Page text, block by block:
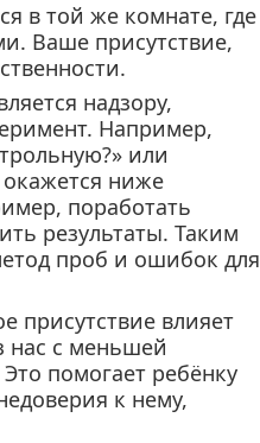
в той же комнате, где
Ваше присутствие,
надзору,
Например,
или
окажется ниже
поработать
результаты. Таким
проб и ошибок для
присутствие влияет
нас с меньшей
помогает ребёнку
к нему,